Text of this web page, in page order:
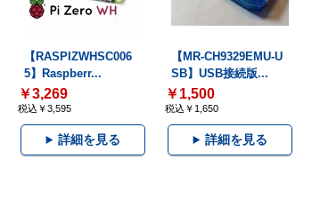
【RASPIZWHSC006
5】Raspberr...
￥3,269
税込￥3,595
詳細を見る
【MR-CH9329EMU-U
SB】USB接続版...
￥1,500
税込￥1,650
詳細を見る